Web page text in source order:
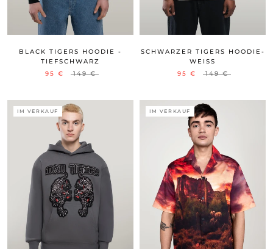
BLACK TIGERS HOODIE -
TIEFSCHWARZ
95 €
149 €
SCHWARZER TIGERS HOODIE-
WEISS
95 €
149 €
IM VERKAUF IM VERKAUF